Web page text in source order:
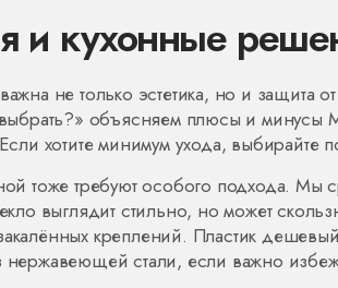
и кухонные
не только эстетика, но и защита
объясняем плюсы и
хотите минимум ухода,
тоже требуют особого подхода. Мы
выглядит стильно, но может
креплений. Пластик
стали, если важно